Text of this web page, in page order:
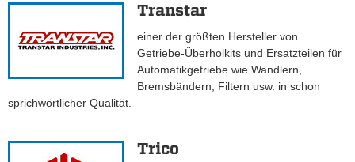
Transtar
einer der größten Hersteller von
Getriebe-Überholkits und Ersatzteilen für
Automatikgetriebe wie Wandlern,
Bremsbändern, Filtern usw. in schon
sprichwörtlicher Qualität.
Trico